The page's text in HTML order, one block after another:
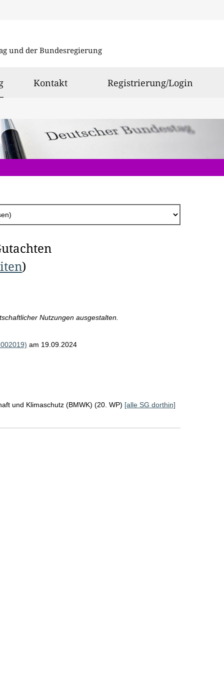
und der Bundesregierung
ausgewählt
Kontakt Registrierung/Login
)
Nutzungen ausgestalten.
am 19.09.2024
und Klimaschutz (BMWK) (20. WP) [alle SG dorthin]